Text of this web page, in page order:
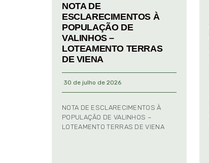
NOTA DE
ESCLARECIMENTOS À
POPULAÇÃO DE
VALINHOS –
LOTEAMENTO TERRAS
DE VIENA
30 de julho de 2026
NOTA DE ESCLARECIMENTOS À
POPULAÇÃO DE VALINHOS –
LOTEAMENTO TERRAS DE VIENA